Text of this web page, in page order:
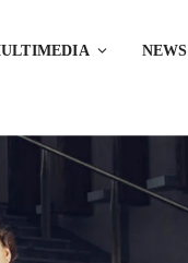
NEWS